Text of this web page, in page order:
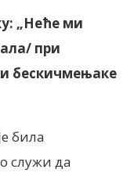
„Неће ми
при
бескичмењаке
била
служи да